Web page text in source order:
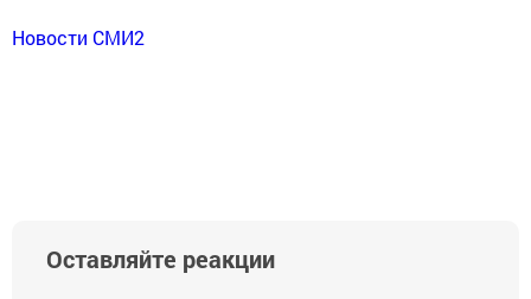
Новости СМИ2
Оставляйте реакции